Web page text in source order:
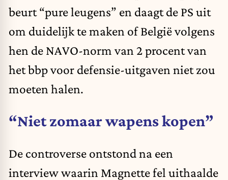
beurt “pure leugens” en daagt de PS uit
om duidelijk te maken of België volgens
hen de NAVO-norm van 2 procent van
het bbp voor defensie-uitgaven niet zou
moeten halen.
“Niet zomaar wapens kopen”
De controverse ontstond na een
interview waarin Magnettefel uithaalde